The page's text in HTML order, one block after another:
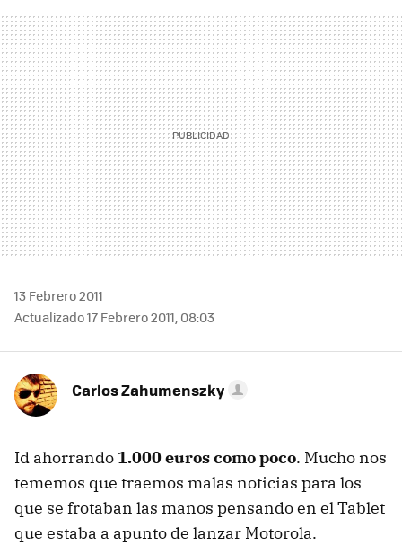
MAIL
13 Febrero 2011
Actualizado 17 Febrero 2011, 08:03
Carlos Zahumenszky
Id ahorrando 1.000 euros como poco. Mucho nos
tememos que traemos malas noticias para los
que se frotaban las manos pensando en el Tablet
que estaba a apunto de lanzar Motorola.